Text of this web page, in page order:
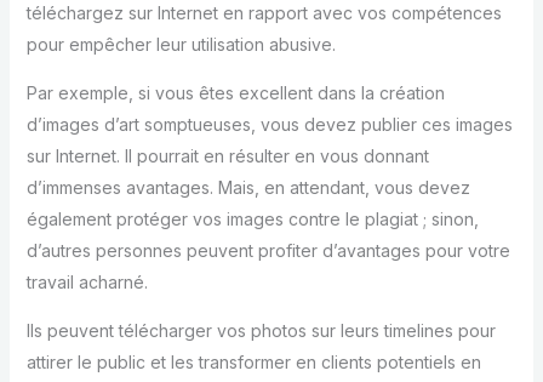
téléchargez sur Internet en rapport avec vos compétences
pour empêcher leur utilisation abusive.
Par exemple, si vous êtes excellent dans la création
d’images d’art somptueuses, vous devez publier ces images
sur Internet. Il pourrait en résulter en vous donnant
d’immenses avantages. Mais, en attendant, vous devez
également protéger vos images contre le plagiat ; sinon,
d’autres personnes peuvent profiter d’avantages pour votre
travail acharné.
Ils peuvent télécharger vos photos sur leurs timelines pour
attirer le public et les transformer en clients potentiels en